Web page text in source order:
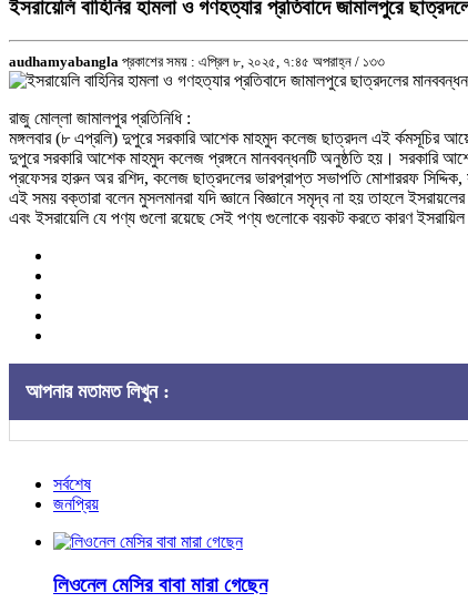
ইসরায়েলি বাহিনির হামলা ও গণহত্যার প্রতিবাদে জামালপুরে
audhamyabangla প্রকাশের সময় : এপ্রিল ৮, ২০২৫, ৭:৪৫ অপরাহ্ন / ১৩৩
রাজু মোল্লা জামালপুর প্রতিনিধি :
মঙ্গলবার (৮ এপ্রলি) দুপুরে সরকারি আশেক মাহমুদ কলেজ ছাত্রদল এই র্কমসূচির
দুপুরে সরকারি আশেক মাহমুদ কলেজ প্রঙ্গনে মানববন্ধনটি অনুষ্ঠতি হয়। সরকারি
প্রফেসর হারুন অর রশিদ, কলেজ ছাত্রদলের ভারপ্রাপ্ত সভাপতি মোশাররফ
এই সময় বক্তারা বলেন মুসলমানরা যদি জ্ঞানে বিজ্ঞানে সমৃদ্ব না হয় তাহলে
এবং ইসরায়েলি যে পণ্য গুলো রয়েছে সেই পণ্য গুলোকে বয়কট করতে কারণ
আপনার মতামত লিখুন :
সর্বশেষ
জনপ্রিয়
লিওনেল মেসির বাবা মারা গেছেন